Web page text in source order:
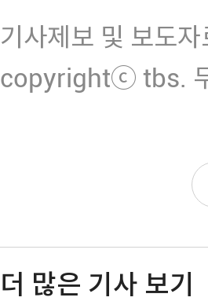
기사제보 및 보도
copyrightⓒ tbs.
더 많은 기사 보기